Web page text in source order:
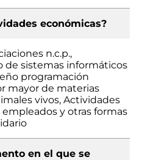
económicas?
n.c.p.,
de sistemas informáticos
programación
mayor de materias
vivos, Actividades
y otras formas
en el que se